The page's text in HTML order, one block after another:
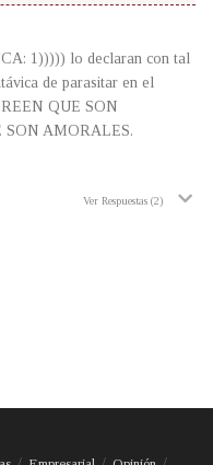
1))))) lo declaran con tal
de parasitar en el
QUE SON
AMORALES.
Ver Respuestas (2)